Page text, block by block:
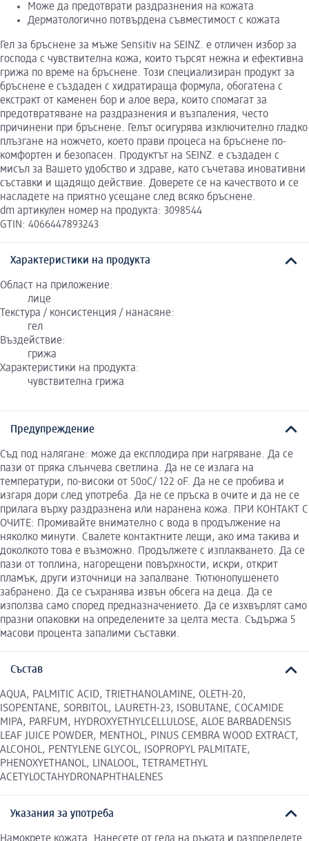
Може да предотврати раздразнения на кожата
Дерматологично потвърдена съвместимост с кожата
Гел за бръснене за мъже Sensitiv на SEINZ. е отличен избор за
господа с чувствителна кожа, които търсят нежна и ефективна
грижа по време на бръснене. Този специализиран продукт за
бръснене е създаден с хидратираща формула, обогатена с
екстракт от каменен бор и алое вера, които спомагат за
предотвратяване на раздразнения и възпаления, често
причинени при бръснене. Гелът осигурява изключително гладко
плъзгане на ножчето, което прави процеса на бръснене по-
комфортен и безопасен. Продуктът на SEINZ. е създаден с
мисъл за Вашето удобство и здраве, като съчетава иновативни
съставки и щадящо действие. Доверете се на качеството и се
насладете на приятно усещане след всяко бръснене.
dm артикулен номер на продукта: 3098544
GTIN: 4066447893243
Характеристики на продукта
Област на приложение:
лице
Текстура / консистенция / нанасяне:
гел
Въздействие:
грижа
Характеристики на продукта:
чувствителна грижа
Предупреждение
Съд под налягане: може да експлодира при нагряване. Да се
пази от пряка слънчева светлина. Да не се излага на
температури, по-високи от 50oC/ 122 oF. Да не се пробива и
изгаря дори след употреба. Да не се пръска в очите и да не се
прилага върху раздразнена или наранена кожа. ПРИ КОНТАКТ С
ОЧИТЕ: Промивайте внимателно с вода в продължение на
няколко минути. Свалете контактните лещи, ако има такива и
доколкото това е възможно. Продължете с изплакването. Да се
пази от топлина, нагорещени повърхности, искри, открит
пламък, други източници на запалване. Тютюнопушенето
забранено. Да се съхранява извън обсега на деца. Да се
използва само според предназначението. Да се изхвърлят само
празни опаковки на определените за целта места. Съдържа 5
масови процента запалими съставки.
Състав
AQUA, PALMITIC ACID, TRIETHANOLAMINE, OLETH-20,
ISOPENTANE, SORBITOL, LAURETH-23, ISOBUTANE, COCAMIDE
MIPA, PARFUM, HYDROXYETHYLCELLULOSE, ALOE BARBADENSIS
LEAF JUICE POWDER, MENTHOL, PINUS CEMBRA WOOD EXTRACT,
ALCOHOL, PENTYLENE GLYCOL, ISOPROPYL PALMITATE,
PHENOXYETHANOL, LINALOOL, TETRAMETHYL
ACETYLOCTAHYDRONAPHTHALENES
Указания за употреба